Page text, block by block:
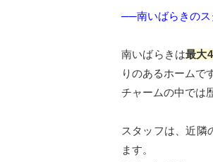
──南いばらきのス
南いばらきは最大
りのあるホームで
チャームの中では
スタッフは、近隣
ます。